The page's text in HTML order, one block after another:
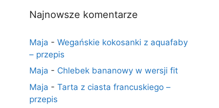
Najnowsze komentarze
Maja - Wegańskie kokosanki z aquafaby
– przepis
Maja - Chlebek bananowy w wersji fit
Maja - Tarta z ciasta francuskiego –
przepis